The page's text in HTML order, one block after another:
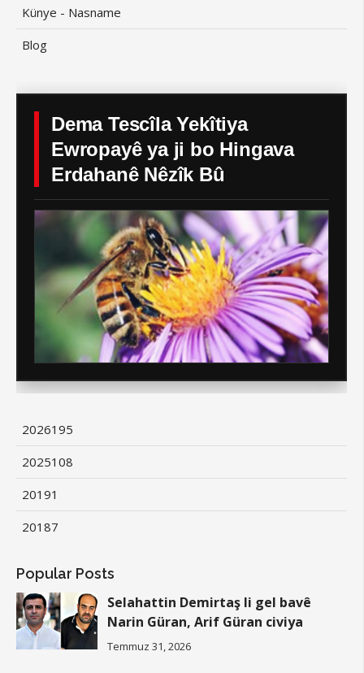
Künye - Nasname
Blog
Dema Tescîla Yekîtiya
Ewropayê ya ji bo Hingava
Erdahanê Nêzîk Bû
2026195
2025108
20191
20187
Popular Posts
Selahattin Demirtaş li gel bavê
Narin Güran, Arif Güran civiya
Temmuz 31, 2026